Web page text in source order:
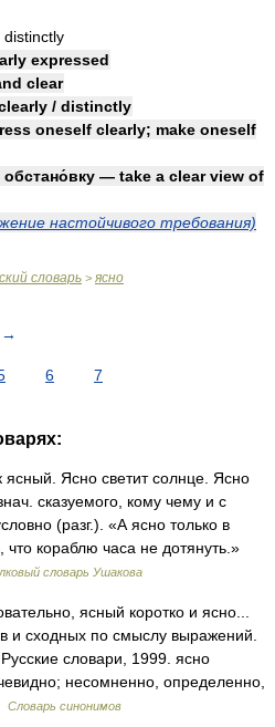
distinctly
expressed
clear
/ distinctly
oneself clearly; make oneself
обстано́вку — take a clear view of
настойчивого требования)
словарь > ясно
→
6 7
Ясно светит солнце. Ясно
сказуемого, кому чему и с
(разг.). «А ясно только в
что кораблю часа не дотянуть.»
словарь Ушакова
ясный коротко и ясно...
и сходных по смыслу выражений.
словари, 1999. ясно
несомненно, определенно,
Словарь синонимов